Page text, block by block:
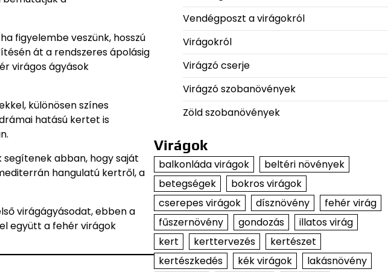
figyelembe veszünk, hosszú
át a rendszeres ápolásig
virágos ágyások
különösen színes
hatású kertet is
abban, hogy saját
hangulatú kertről, a
virágágyásodat, ebben a
együtt a fehér virágok
Vendégposzt a virágokról
Virágokról
Virágzó cserje
Virágzó szobanövények
Zöld szobanövények
Virágok
balkonláda virágok
beltéri növények
betegségek
bokros virágok
cserepes virágok
dísznövény
fehér virág
fűszernövény
gondozás
illatos virág
kert
kerttervezés
kertészet
kertészkedés
kék virágok
lakásnövény